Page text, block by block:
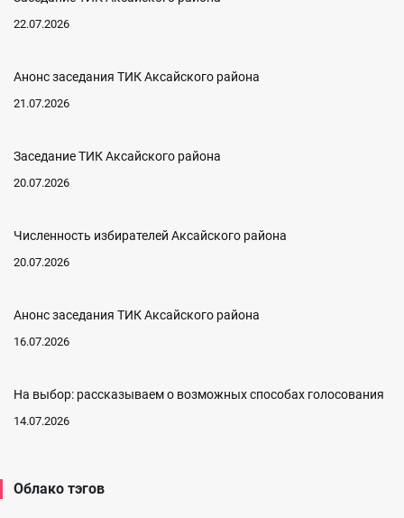
22.07.2026
Анонс заседания ТИК Аксайского района
21.07.2026
Заседание ТИК Аксайского района
20.07.2026
Численность избирателей Аксайского района
20.07.2026
Анонс заседания ТИК Аксайского района
16.07.2026
На выбор: рассказываем о возможных способах голосования
14.07.2026
Облако тэгов